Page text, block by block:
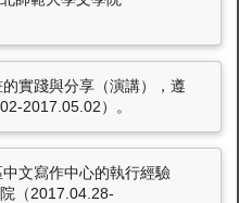
實踐與分享（演講），遵
2017.05.02）。
文寫作中心的執行經驗
（2017.04.28-